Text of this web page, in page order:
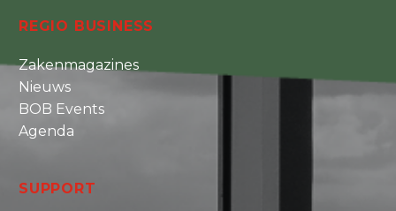
REGIO BUSINESS
Zakenmagazines
Nieuws
BOB Events
Agenda
SUPPORT